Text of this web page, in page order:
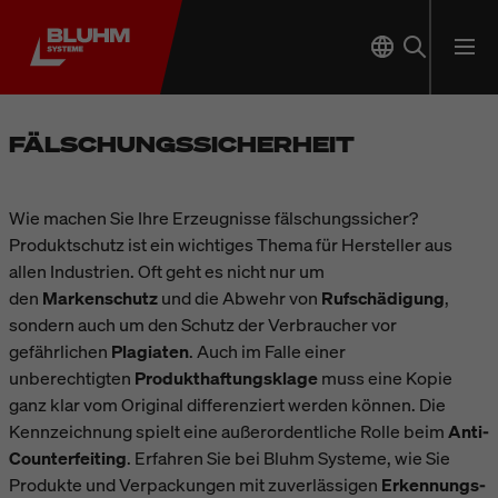
FÄLSCHUNGSSICHERHEIT
Wie machen Sie Ihre Erzeugnisse fälschungssicher?
Produktschutz ist ein wichtiges Thema für Hersteller aus
allen Industrien. Oft geht es nicht nur um
den Markenschutzund die Abwehr von Rufschädigung,
sondern auch um den Schutz der Verbraucher vor
gefährlichen Plagiaten. Auch im Falle einer
unberechtigten Produkthaftungsklagemuss eine Kopie
ganz klar vom Original differenziert werden können. Die
Kennzeichnung spielt eine außerordentliche Rolle beimAnti-
Counterfeiting. Erfahren Sie bei Bluhm Systeme, wie Sie
Produkte und Verpackungen mit zuverlässigen Erkennungs-